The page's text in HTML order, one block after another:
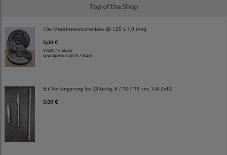
Top of the Shop
10x Metalltrennscheiben (Ø 125 x 1,0 mm)
5,00 €
Inhalt: 10 Stück
Grundpreis:0,50 € / Stück
Bit-Verlängerung Set (3-teilig, 6 / 10 / 15 cm, 1/4 Zoll)
5,00 €